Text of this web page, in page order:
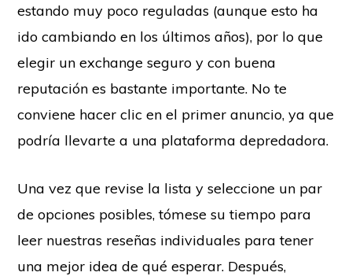
estando muy poco reguladas (aunque esto ha
ido cambiando en los últimos años), por lo que
elegir un exchange seguro y con buena
reputación es bastante importante. No te
conviene hacer clic en el primer anuncio, ya que
podría llevarte a una plataforma depredadora.
Una vez que revise la lista y seleccione un par
de opciones posibles, tómese su tiempo para
leer nuestras reseñas individuales para tener
una mejor idea de qué esperar. Después,